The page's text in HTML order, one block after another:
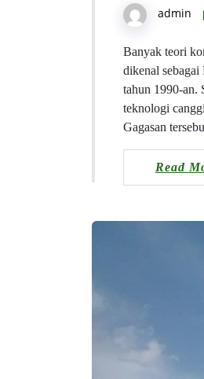
admin
Banyak teori
dikenal
tahun 1990-an.
teknologi
Gagasan
Read